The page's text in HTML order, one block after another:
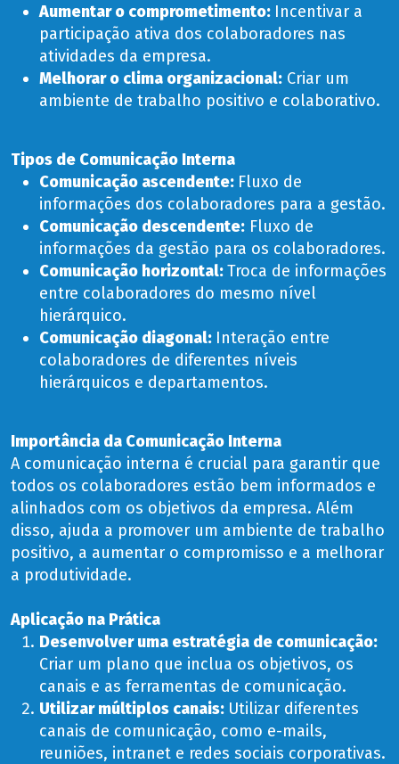
Aumentar o comprometimento: Incentivar a
participação ativa dos colaboradores nas
atividades da empresa.
Melhorar o clima organizacional: Criar um
ambiente de trabalho positivo e colaborativo.
Tipos de Comunicação Interna
Comunicação ascendente: Fluxo de
informações dos colaboradores para a gestão.
Comunicação descendente: Fluxo de
informações da gestão para os colaboradores.
Comunicação horizontal:Troca de informações
entre colaboradores do mesmo nível
hierárquico.
Comunicação diagonal: Interação entre
colaboradores de diferentes níveis
hierárquicos e departamentos.
Importância da Comunicação Interna
A comunicação interna é crucial para garantir que
todos os colaboradores estão bem informados e
alinhados com os objetivos da empresa. Além
disso, ajuda a promover um ambiente de trabalho
positivo, a aumentar o compromisso e a melhorar
a produtividade.
Aplicação na Prática
Desenvolver uma estratégia de comunicação:
Criar um plano que inclua os objetivos, os
canais e as ferramentas de comunicação.
Utilizar múltiplos canais: Utilizar diferentes
canais de comunicação, como e-mails,
reuniões, intranet e redes sociais corporativas.